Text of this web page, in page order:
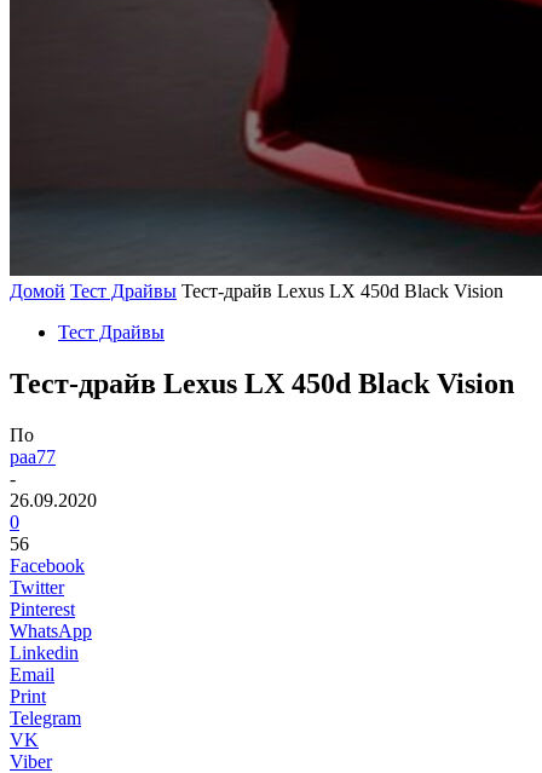
Домой Тест Драйвы Тест-драйв Lexus LX 450d Black Vision
Тест Драйвы
Тест-драйв Lexus LX 450d Black Vision
По
paa77
-
26.09.2020
0
56
Facebook
Twitter
Pinterest
WhatsApp
Linkedin
Email
Print
Telegram
VK
Viber